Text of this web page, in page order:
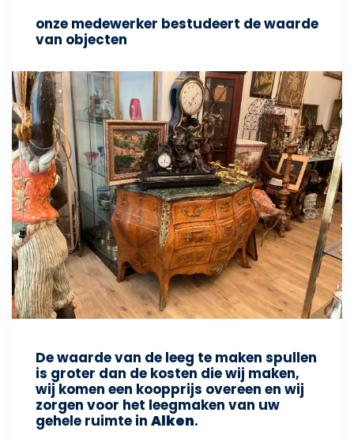
onze medewerker bestudeert de waarde
van objecten
De waarde van de leeg te maken spullen
is groter dan de kosten die wij maken,
wij komen een koopprijs overeen en wij
zorgen voor het leegmaken van uw
gehele ruimte in Alken.